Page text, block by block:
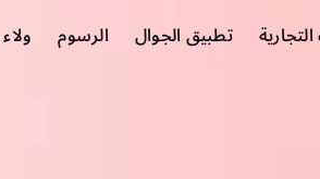
تطبيق الجوال الرسوم ولاء